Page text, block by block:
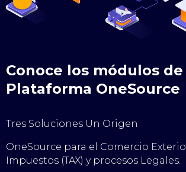
Conoce los módulos
Plataforma OneSource
Tres Soluciones Un Origen
OneSource para el Comercio
Impuestos (TAX) y procesos Legales.